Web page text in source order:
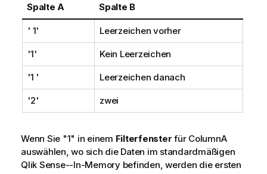
Spalte A Spalte B
' 1' Leerzeichen vorher
'1' Kein Leerzeichen
'1 ' Leerzeichen danach
'2' zwei
Wenn Sie "1" in einem Filterfenster für ColumnA
auswählen, wo sich die Daten im standardmäßigen
Qlik Sense--In-Memory befinden, werden die ersten